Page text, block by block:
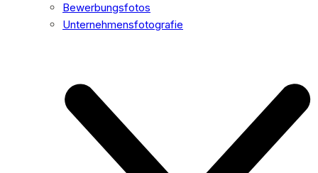
Bewerbungsfotos
Unternehmensfotografie